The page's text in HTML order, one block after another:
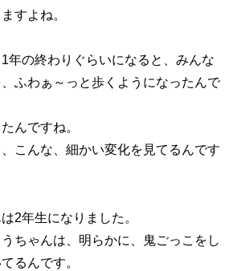
すよね。
年の終わりぐらいになると、みんな
ふわぁ～っと歩くようになったんで
んですね。
こんな、細かい変化を見てるんです
2年生になりました。
ちゃんは、明らかに、鬼ごっこをし
るんです。